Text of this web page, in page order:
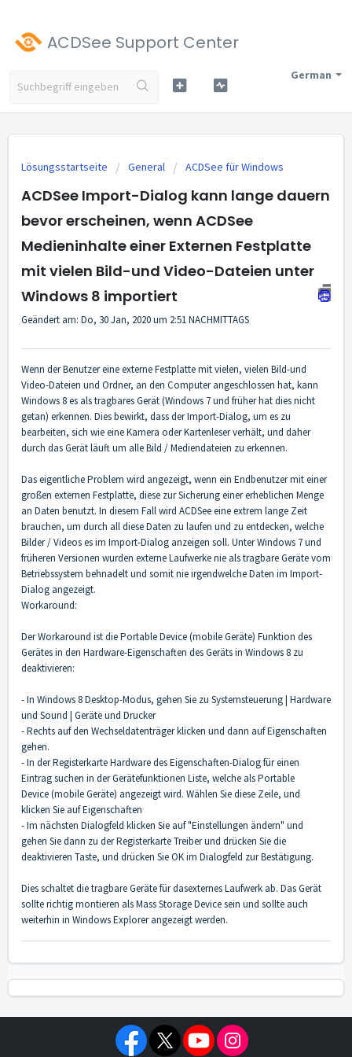
ACDSee Support Center
German
Lösungsstartseite General ACDSee für Windows
ACDSee Import-Dialog kann lange dauern
bevor erscheinen, wenn ACDSee
Medieninhalte einer Externen Festplatte
mit vielen Bild-und Video-Dateien unter
Windows 8 importiert
Geändert am: Do, 30 Jan, 2020 um 2:51 NACHMITTAGS
Wenn der Benutzer eine externe Festplatte mit vielen, vielen Bild-und
Video-Dateien und Ordner, an den Computer angeschlossen hat, kann
Windows 8 es als tragbares Gerät (Windows 7 und früher hat dies nicht
getan) erkennen. Dies bewirkt, dass der Import-Dialog, um es zu
bearbeiten, sich wie eine Kamera oder Kartenleser verhält, und daher
durch das Gerät läuft um alle Bild / Mediendateien zu erkennen.
Das eigentliche Problem wird angezeigt, wenn ein Endbenutzer mit einer
großen externen Festplatte, diese zur Sicherung einer erheblichen Menge
an Daten benutzt. In diesem Fall wird ACDSee eine extrem lange Zeit
brauchen, um durch all diese Daten zu laufen und zu entdecken, welche
Bilder / Videos es im Import-Dialog anzeigen soll. Unter Windows 7 und
früheren Versionen wurden externe Laufwerke nie als tragbare Geräte vom
Betriebssystem behnadelt und somit nie irgendwelche Daten im Import-
Dialog angezeigt.
Workaround:
Der Workaround ist die Portable Device (mobile Geräte) Funktion des
Gerätes in den Hardware-Eigenschaften des Geräts in Windows 8 zu
deaktivieren:
- In Windows 8 Desktop-Modus, gehen Sie zu Systemsteuerung | Hardware
und Sound | Geräte und Drucker
- Rechts auf den Wechseldatenträger klicken und dann auf Eigenschaften
gehen.
- In der Registerkarte Hardware des Eigenschaften-Dialog für einen
Eintrag suchen in der Gerätefunktionen Liste, welche als Portable
Device (mobile Geräte) angezeigt wird. Wählen Sie diese Zeile, und
klicken Sie auf Eigenschaften
- Im nächsten Dialogfeld klicken Sie auf "Einstellungen ändern" und
gehen Sie dann zu der Registerkarte Treiber und drücken Sie die
deaktivieren Taste, und drücken Sie OK im Dialogfeld zur Bestätigung.
Dies schaltet die tragbare Geräte für dasexternes Laufwerk ab. Das Gerät
sollte richtig montieren als Mass Storage Device sein und sollte auch
weiterhin in Windows Explorer angezeigt werden.